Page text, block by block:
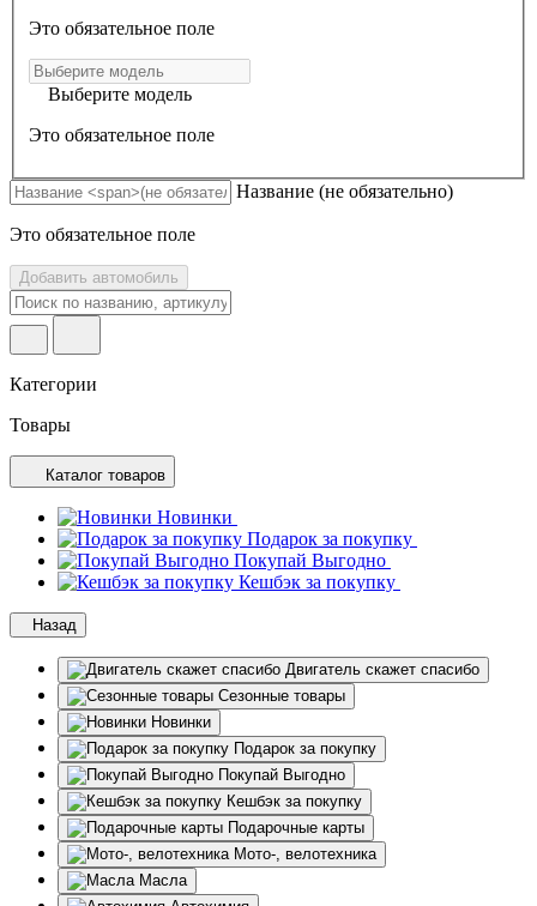
Это обязательное поле
Выберите модель
Это обязательное поле
Название (не обязательно)
Это обязательное поле
Добавить автомобиль
Категории
Товары
Каталог товаров
Новинки
Подарок за покупку
Покупай Выгодно
Кешбэк за покупку
Назад
Двигатель скажет спасибо
Сезонные товары
Новинки
Подарок за покупку
Покупай Выгодно
Кешбэк за покупку
Подарочные карты
Мото-, велотехника
Масла